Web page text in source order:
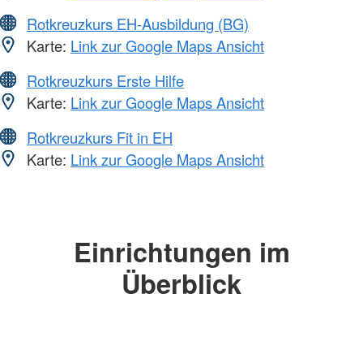
Rotkreuzkurs EH-Ausbildung (BG)
Karte: Link zur Google Maps Ansicht
Rotkreuzkurs Erste Hilfe
Karte: Link zur Google Maps Ansicht
Rotkreuzkurs Fit in EH
Karte: Link zur Google Maps Ansicht
Einrichtungen im
Überblick